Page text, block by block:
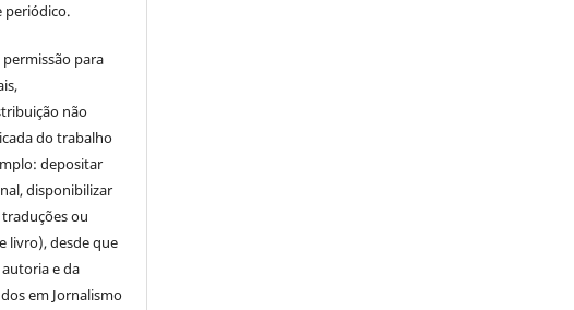
periódico.
para
não
do trabalho
depositar
disponibilizar
ou
livro), desde que
e da
em Jornalismo